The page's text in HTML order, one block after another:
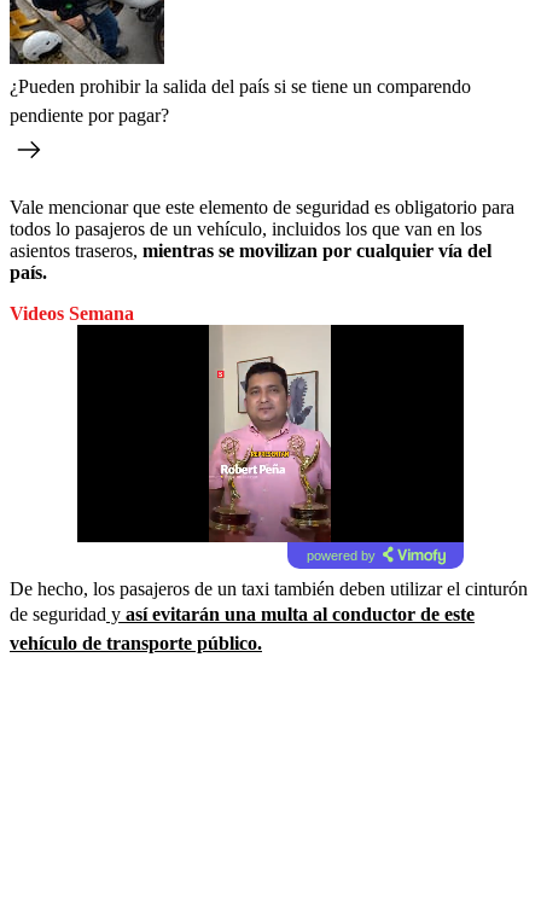
¿Pueden prohibir la salida del país si se tiene un comparendo
pendiente por pagar?
Vale mencionar que este elemento de seguridad es obligatorio para
todos lo pasajeros de un vehículo, incluidos los que van en los
asientos traseros, mientras se movilizan por cualquier vía del
país.
Videos Semana
powered by
De hecho, los pasajeros de un taxi también deben utilizar el cinturón
de seguridad y así evitarán una multa al conductor de este
vehículo de transporte público.